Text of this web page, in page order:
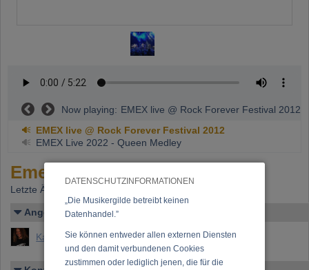
DATENSCHUTZINFORMATIONEN
„Die Musikergilde betreibt keinen
Datenhandel.”
Sie können entweder allen externen Diensten
und den damit verbundenen Cookies
zustimmen oder lediglich jenen, die für die
Now playing: EMEX live @ Rock Forever Festival 2012
EMEX live @ Rock Forever Festival 2012
EMEX Live 2022 - Queen Medley
Emex
Letzte Änderung: 23.04.2016
Angelegt von
Karmann, Helmut (Mag. Helmut Karmann)